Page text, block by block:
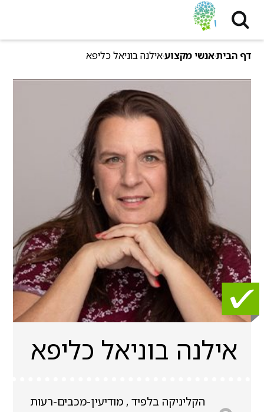
דף הביתאנשי מקצועאילנה בוניאל כליפא
אילנה בוניאל כליפא
הקליניקה בלפיד , מודיעין-מכבים-רעות